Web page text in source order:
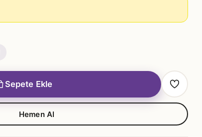
Sepete Ekle
Hemen Al